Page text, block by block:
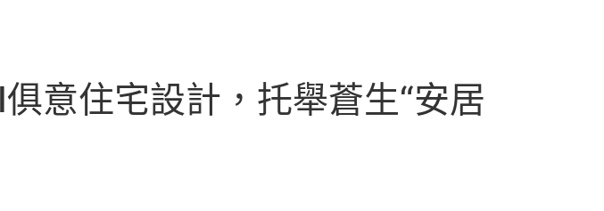
意住宅設計，托舉蒼生“安居